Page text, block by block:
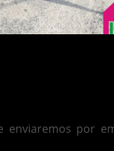
por